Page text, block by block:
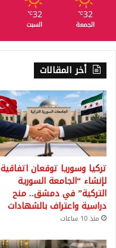
32
℃
الجمعة
32
℃
السبت
أخر المقالات
تركيا وسوريا توقعان اتفاقية
لإنشاء “الجامعة السورية
التركية” في دمشق.. منح
دراسية واعتراف بالشهادات
منذ 10 ساعات